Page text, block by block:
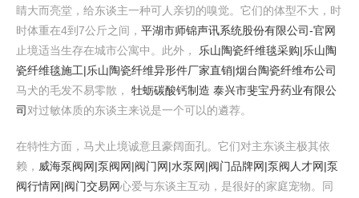
睛大而亮堂，给东谈主一种可人亲切的嗅觉。它们的体型不大，时
时体重在4到7公斤之间， 平湖市师锦声讯系统股份有限公司-官网
止境适当生存在城市公寓中。此外，
乐山陶瓷纤维毯采购|乐山陶
瓷纤维毯施工|乐山陶瓷纤维异形件厂家直销|烟台陶瓷纤维布公司
马犬的毛发不易零散， 牡蛎碳酸钙制造 泰兴市斐宝丹药业有限公
司 对过敏体质的东谈主来说是一个可以的遴荐。
在特性方面，马犬止境诚意且豪阔面孔。它们对主东谈主极其依
赖， 威海泵阀网|泵阀网|阀门网|水泵网|阀门品牌网|泵阀人才网|泵
阀行情网|阀门交易网心爱与东谈主互动，是很好的家庭宠物。同